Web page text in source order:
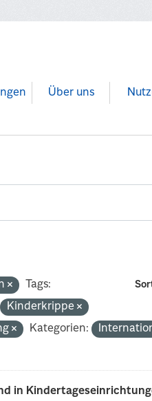
Über uns
Tags:
Kinderkrippe
Kategorien:
in